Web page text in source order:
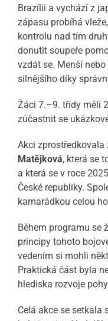
Brazílii a vychází z
zápasu probíhá
kontrolu nad tím
donutit soupeře
vzdát se. Menší
silnějšího díky
Žáci 7.–9. třídy měli
zúčastnit se
Akci zprostředkovala
Matějková, která se
a která se v roce
České republiky.
kamarádkou celou
Během programu se
principy tohoto
vedením si mohli
Praktická část byla
hlediska rozvoje
Celá akce se setkala